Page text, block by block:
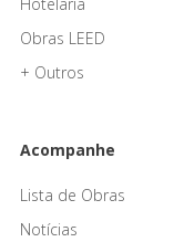
Hotelaria
Obras LEED
+ Outros
Acompanhe
Lista de Obras
Notícias